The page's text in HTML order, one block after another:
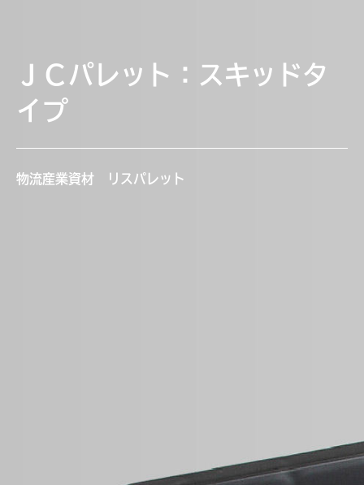
ＪＣパレット：スキッドタ
イプ
物流産業資材 リスパレット